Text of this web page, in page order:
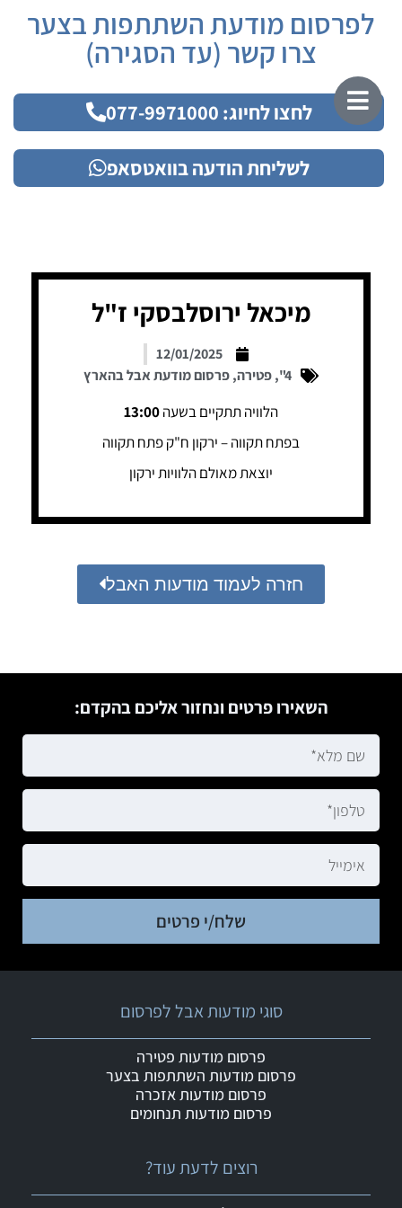
לפרסום מודעת השתתפות בצער
צרו קשר (עד הסגירה)
לחצו לחיוג: 077-9971000
לשליחת הודעה בוואטסאפ
מיכאל ירוסלבסקי ז"ל
12/01/2025
4"
,פטירה,פרסום מודעת אבל בהארץ
הלוויה תתקיים בשעה13:00
בפתח תקווה – ירקון ח"ק פתח תקווה
יוצאת מאולם הלוויות ירקון
חזרה לעמוד מודעות האבל
השאירו פרטים ונחזור אליכם בהקדם:
שלח/י פרטים
רוצים לדעת עוד?
סוגי מודעות אבל לפרסום
פרסום מודעות פטירה
פרסום מודעות השתתפות בצער
פרסום מודעות אזכרה
פרסום מודעות תנחומים